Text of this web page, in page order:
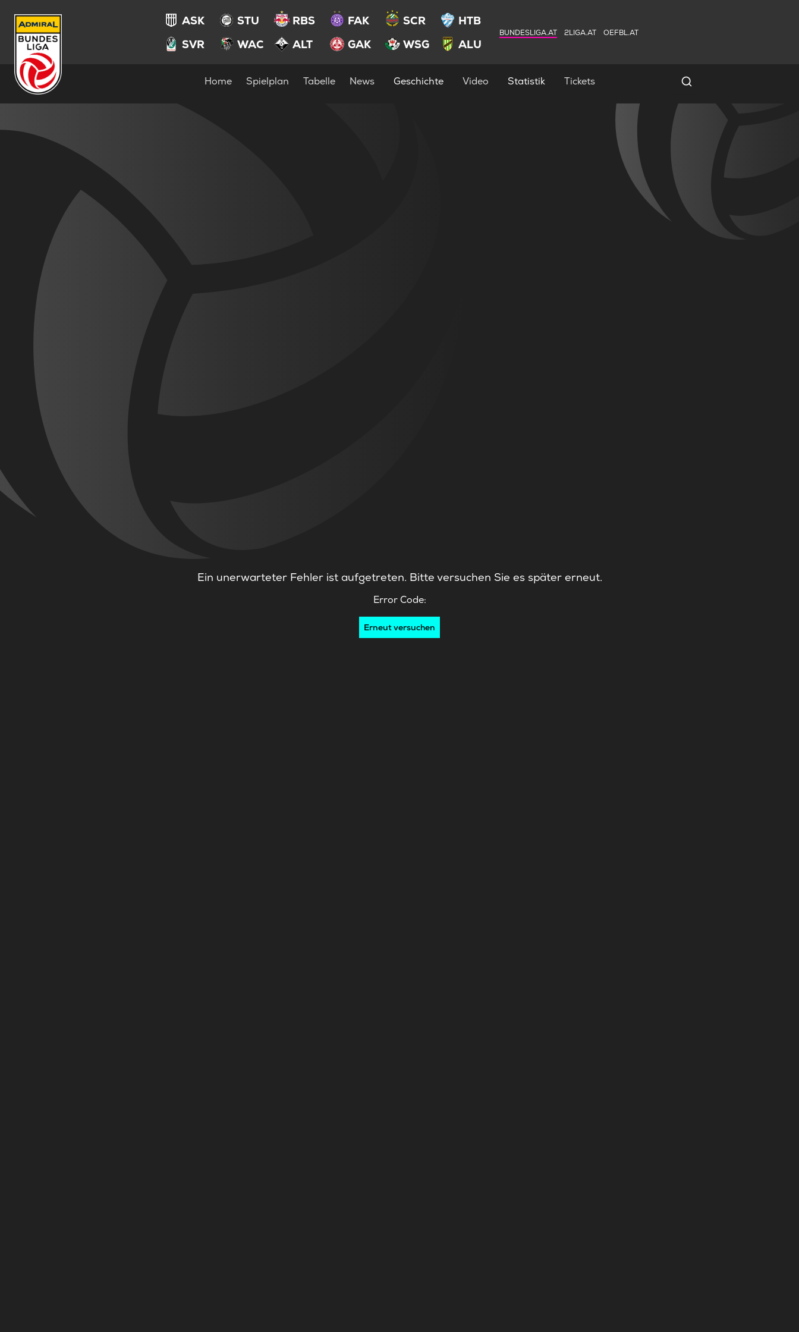
ASK STU RBS FAK SCR
HTB
SVR
WAC ALT GAK WSG ALU
BUNDESLIGA.AT 2LIGA.AT OEFBL.AT
Home Spielplan Tabelle News Geschichte Video Statistik Tickets Spielersuche
Ein unerwarteter Fehler ist aufgetreten. Bitte versuchen Sie es später erneut.
Error Code:
Erneut versuchen